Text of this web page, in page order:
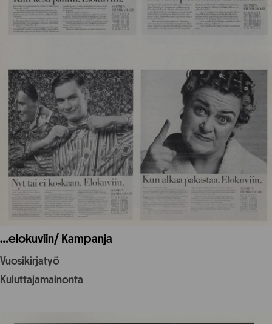
…elokuviin/ Kampanja
Vuosikirjatyö
Kuluttajamainonta